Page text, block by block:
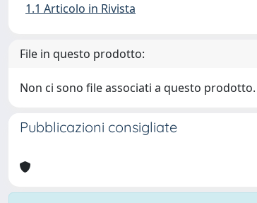
1.1 Articolo in Rivista
File in questo prodotto:
Non ci sono file associati a questo prodotto.
Pubblicazioni consigliate